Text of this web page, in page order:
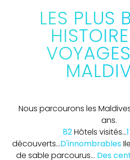
LES PLUS
Nous parcourons les
ans.
82Hôtels visités...
découverts...D'innombrables
de sable parcourus... Des